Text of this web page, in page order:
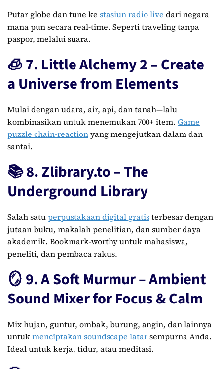
Putar globe dan tune ke stasiun radio live dari negara
mana pun secara real-time. Seperti traveling tanpa
paspor, melalui suara.
🧊 7. Little Alchemy 2 – Create
a Universe from Elements
Mulai dengan udara, air, api, dan tanah—lalu
kombinasikan untuk menemukan 700+ item. Game
puzzle chain-reactionyang mengejutkan dalam dan
santai.
📚 8. Zlibrary.to – The
Underground Library
Salah satuperpustakaan digital gratisterbesar dengan
jutaan buku, makalah penelitian, dan sumber daya
akademik. Bookmark-worthy untuk mahasiswa,
peneliti, dan pembaca rakus.
🪞 9. A Soft Murmur – Ambient
Sound Mixer for Focus & Calm
Mix hujan, guntur, ombak, burung, angin, dan lainnya
untukmenciptakan soundscape latarsempurna Anda.
Ideal untuk kerja, tidur, atau meditasi.